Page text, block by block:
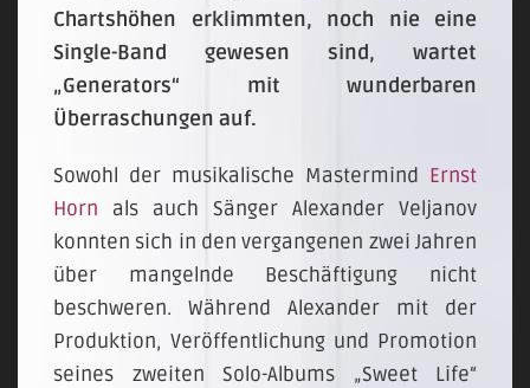
Chartshöhen erklimmten, noch nie eine
Single-Band gewesen sind, wartet
„Generators“ mit wunderbaren
Überraschungen auf.
Sowohl der musikalische Mastermind Ernst
Horn als auch Sänger Alexander Veljanov
konnten sich in den vergangenen zwei Jahren
über mangelnde Beschäftigung nicht
beschweren. Während Alexander mit der
Produktion, Veröffentlichung und Promotion
seines zweiten Solo-Albums „Sweet Life“